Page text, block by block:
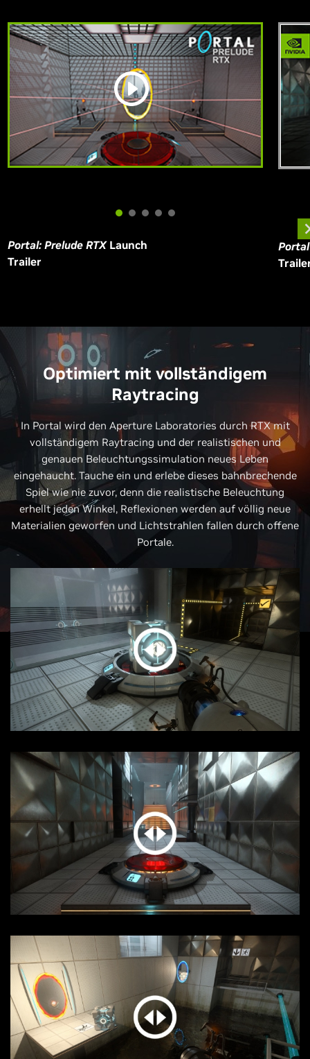
Portal: Prelude RTXLaunch
Trailer
Optimiert mit vollständigem
Raytracing
In Portal wird den Aperture Laboratories durch RTX mit
vollständigem Raytracing und der realistischen und
genauen Beleuchtungssimulation neues Leben
eingehaucht. Tauche ein und erlebe dieses bahnbrechende
Spiel wie nie zuvor, denn die realistische Beleuchtung
erhellt jeden Winkel, Reflexionen werden auf völlig neue
Materialien geworfen und Lichtstrahlen fallen durch offene
Portale.